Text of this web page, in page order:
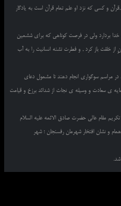
و کسی که نزد او علم تمام قرآن است به یادگار
خدا بردارد ولی در فرصت کوتاهی که برای ششمین
خلقت باز کرد , و فطرت تشنه انسانیت را به آب
مراسم سوگواری انجام دهند تا مشمول دعای
ی سعادت و وسیله ی نجات از شدائد برزخ و قیامت
مقام عالی حضرت صادق الائمه علیه السلام
و نشان افتخار شهرمان رفسنجان ؛ شهر